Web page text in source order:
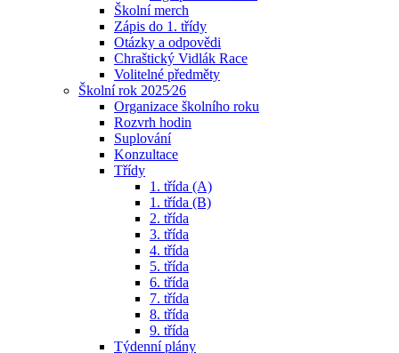
Školní merch
Zápis do 1. třídy
Otázky a odpovědi
Chraštický Vidlák Race
Volitelné předměty
Školní rok 2025⁄26
Organizace školního roku
Rozvrh hodin
Suplování
Konzultace
Třídy
1. třída (A)
1. třída (B)
2. třída
3. třída
4. třída
5. třída
6. třída
7. třída
8. třída
9. třída
Týdenní plány